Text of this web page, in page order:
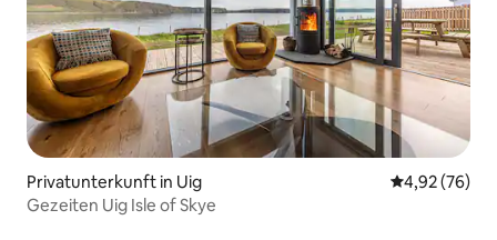
Privatunterkunft in Uig
4,92 (76)
Gezeiten Uig Isle of Skye